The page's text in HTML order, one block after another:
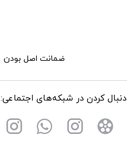
ضمانت اصل بودن
دنبال کردن در شبکه‌های اجتماعی: